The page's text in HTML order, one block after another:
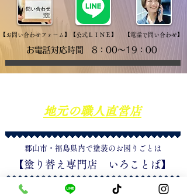
​【お問い合わせフォーム】 ​【公式ＬＩＮＥ】 ​【電話で問い合わせ】
​お電話対応時間 8：00～19：00
地元の職人直営店
​郡山市・福島県内で塗装のお困りごとは
​【塗り替え専門店 いろことば】